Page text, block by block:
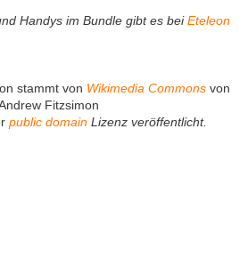
Handys im Bundle gibt es beiEteleon
stammt von Wikimedia Commonsvon
Fitzsimon
public domainLizenz veröffentlicht.